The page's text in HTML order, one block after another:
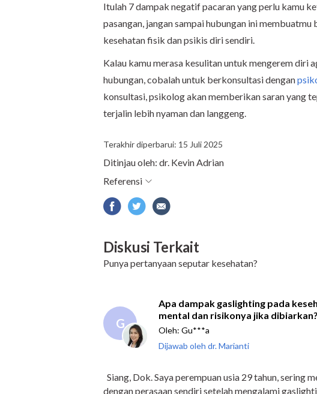
Itulah 7 dampak negatif pacaran yang perlu kamu
pasangan, jangan sampai hubungan ini
kesehatan fisik dan psikis diri sendiri.
Kalau kamu merasa kesulitan untuk mengerem
hubungan, cobalah untuk berkonsultasi dengan
konsultasi, psikolog akan memberikan saran yang
terjalin lebih nyaman dan langgeng.
Terakhir diperbarui: 15 Juli 2025